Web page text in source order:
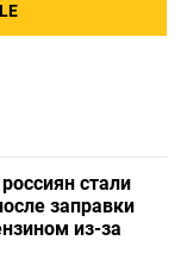
стали
заправки
из-за